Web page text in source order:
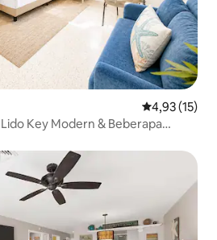
Nilai rata-
4,93 (15)
Key Modern & Beberapa